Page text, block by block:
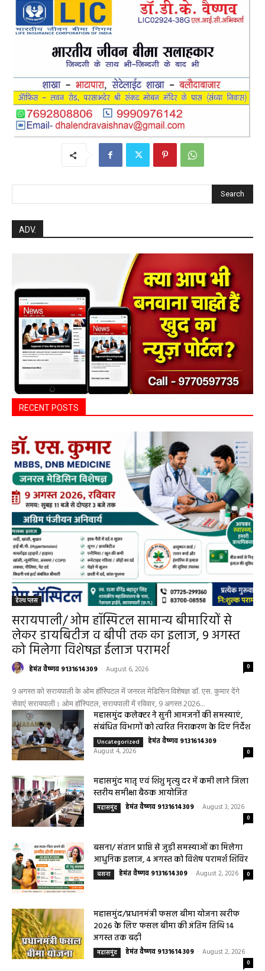
Search
ADV.
RECENT POSTS
हेल्थ प्लस
सरायपाली/ ओम हॉस्पिटल सामान्य बीमारियों से
लेकर डायबिटीज व बीपी तक का इलाज, 9 अगस्त
को मिलेगा विशेषज्ञ ईलाज परामर्श
हेमंत वैष्णव 9131614309 August 6, 2026 0
9 अगस्त को सरायपाली के ओम हॉस्पिटल में जनरल मेडिसिन विशेषज्ञ डॉ. एस. कुमार देंगे
सेवाएं सरायपाली। ओम हॉस्पिटल, सरायपाली में रविवार, 9 अगस्त 2026...
महासमुंद कलेक्टर ने सुनी आमजनों की समस्याएं,
संबंधित विभागों को त्वरित निराकरण के दिए निर्देश
Uncategorized हेमंत वैष्णव 9131614309
August 4, 2026
0
महासमुंद मातृ एवं शिशु मृत्यु दर में कमी लाने जिला
स्तरीय समीक्षा बैठक आयोजित
महासमुंद हेमंत वैष्णव 9131614309 August 3, 2026
0
बसना/ संतान प्राप्ति से जुड़ी समस्याओं का मिलेगा
आधुनिक इलाज, 4 अगस्त को विशेष परामर्श शिविर
बसना हेमंत वैष्णव 9131614309 August 2, 2026 0
महासमुंद/प्रधानमंत्री फसल बीमा योजना खरीफ
2026 के लिए फसल बीमा की अंतिम तिथि 14
अगस्त तक बढ़ी
महासमुंद हेमंत वैष्णव 9131614309 August 2, 2026
0